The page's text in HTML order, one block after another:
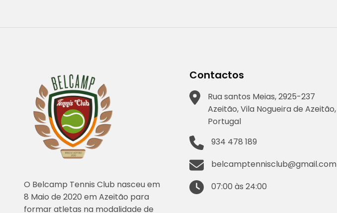
O Belcamp Tennis Club nasceu em
8 Maio de 2020 em Azeitão para
formar atletas na modalidade de
Contactos
Rua santos Meias, 2925-237
Azeitão, Vila Nogueira de Azeitão,
Portugal
934 478 189
belcamptennisclub@gmail.com
07:00 às 24:00